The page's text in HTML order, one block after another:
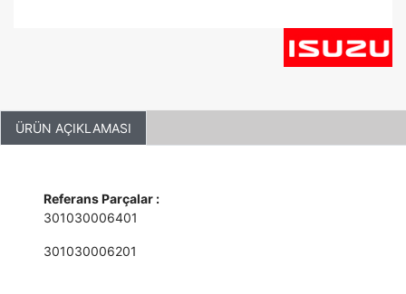
ÜRÜN AÇIKLAMASI
Referans Parçalar :
301030006401
301030006201